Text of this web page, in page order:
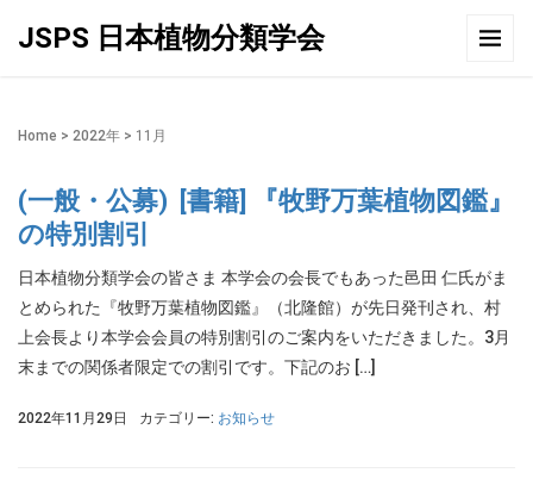
JSPS 日本植物分類学会
Home > 2022年 > 11月
(一般・公募) [書籍] 『牧野万葉植物図鑑』
の特別割引
日本植物分類学会の皆さま 本学会の会長でもあった邑田 仁氏がま
とめられた『牧野万葉植物図鑑』（北隆館）が先日発刊され、村
上会長より本学会会員の特別割引のご案内をいただきました。3月
末までの関係者限定での割引です。下記のお […]
2022年11月29日 カテゴリー: お知らせ